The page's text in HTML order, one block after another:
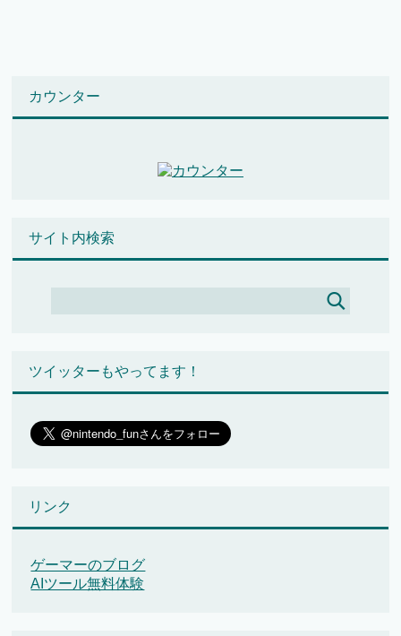
カウンター
サイト内検索
ツイッターもやってます！
リンク
ゲーマーのブログ
AIツール無料体験